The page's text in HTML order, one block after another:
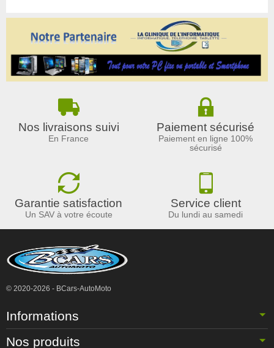
Nos livraisons suivi
En France
Paiement sécurisé
Paiement en ligne 100%
sécurisé
Garantie satisfaction
Un SAV à votre écoute
Service client
Du lundi au samedi
© 2020-2026 - BCars-AutoMoto
Informations
Nos produits